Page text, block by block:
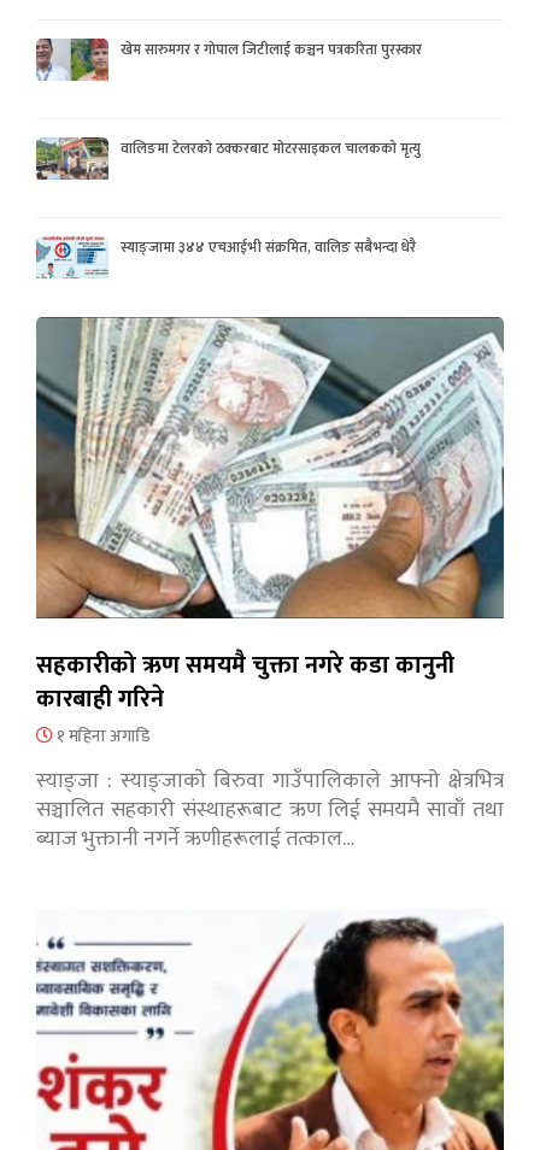
खेम सारुमगर र गोपाल जिटीलाई कञ्चन पत्रकरिता पुरस्कार
वालिङमा टेलरको ठक्करबाट मोटरसाइकल चालकको मृत्यु
स्याङ्जामा ३४४ एचआईभी संक्रमित, वालिङ सबैभन्दा धेरै
सहकारीको ऋण समयमै चुक्ता नगरे कडा कानुनी
कारबाही गरिने
१ महिना अगाडि
स्याङ्जा : स्याङ्जाको बिरुवा गाउँपालिकाले आफ्नो क्षेत्रभित्र
सञ्चालित सहकारी संस्थाहरूबाट ऋण लिई समयमै सावाँ तथा
ब्याज भुक्तानी नगर्ने ऋणीहरूलाई तत्काल…